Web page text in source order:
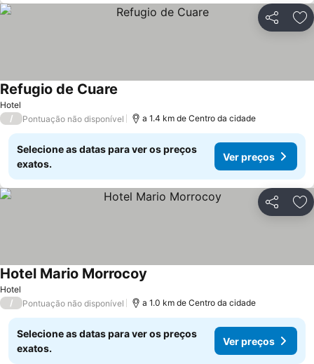
Partilhar
Hotel
Refugio de Cuare
/ Pontuação não disponível a 1.4 km de Centro da cidade
Selecione as datas para ver os preços
exatos.
Ver preços
Partilhar
Hotel
Hotel Mario Morrocoy
/ Pontuação não disponível a 1.0 km de Centro da cidade
Selecione as datas para ver os preços
exatos.
Ver preços